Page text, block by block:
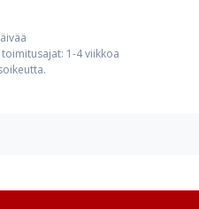
1-4 viikkoa